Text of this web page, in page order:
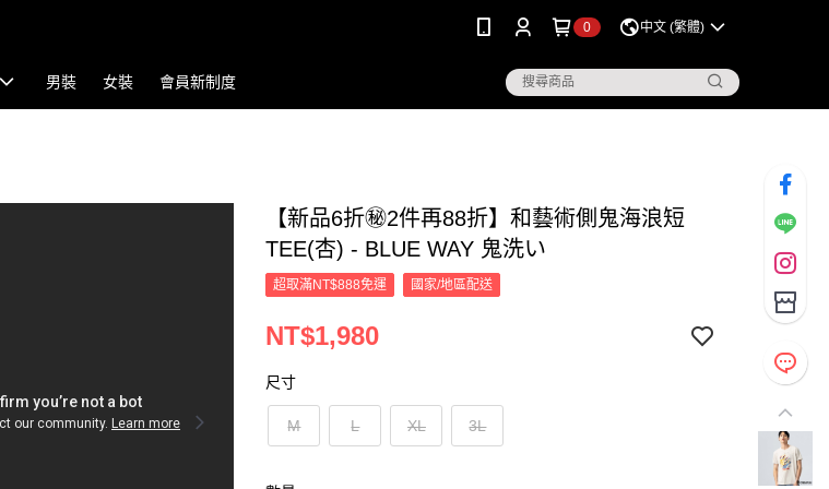
0 中文 (繁體)
男裝 女裝 會員新制度
【新品6折㊙2件再88折】和藝術側鬼海浪短
TEE(杏) - BLUE WAY 鬼洗い
超取滿NT$888免運 國家/地區配送
NT$1,980
尺寸
M L XL 3L